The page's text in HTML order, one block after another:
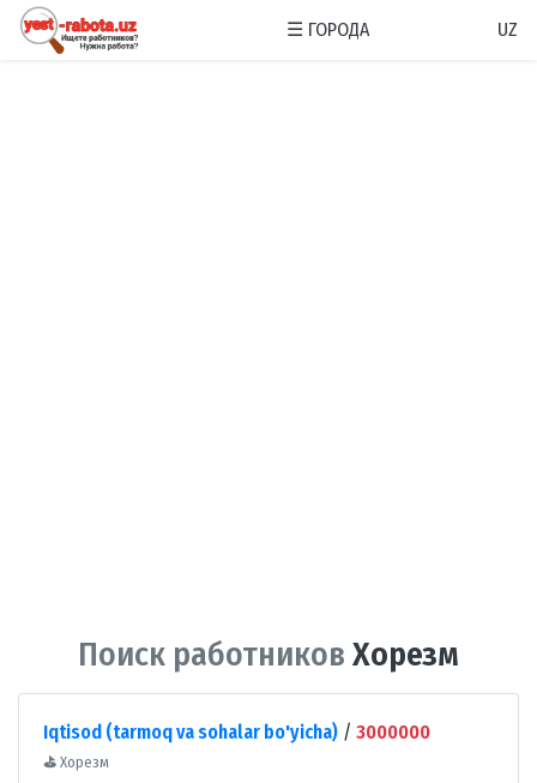
☰ ГОРОДА UZ
Поиск работников Хорезм
Iqtisod (tarmoq va sohalar bo'yicha) / 3000000
⛳ Хорезм